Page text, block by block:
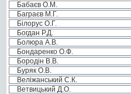
Бабаєв О.М.
Баграєв М.Г.
Білорус О.Г.
Богдан Р.Д.
Болюра А.В.
Бондаренко О.Ф.
Бородін В.В.
Буряк О.В.
Веліжанський С.К.
Ветвицький Д.О.